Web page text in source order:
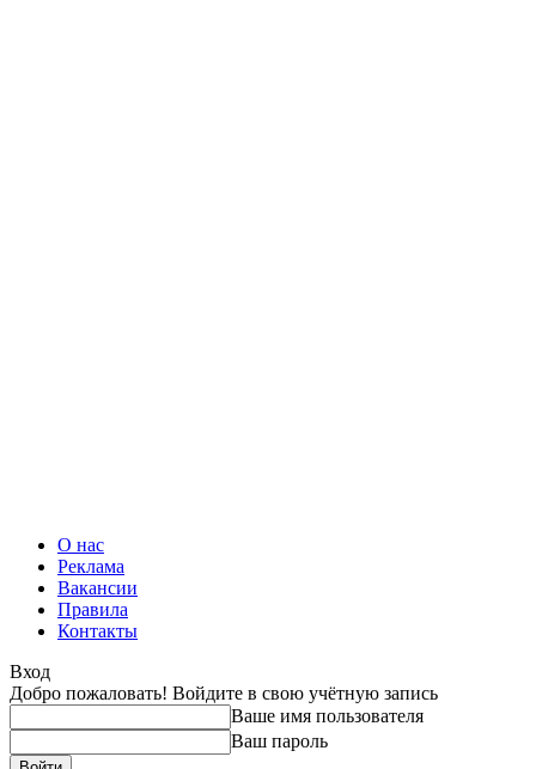
О нас
Реклама
Вакансии
Правила
Контакты
Вход
Добро пожаловать! Войдите в свою учётную запись
Ваше имя пользователя
Ваш пароль